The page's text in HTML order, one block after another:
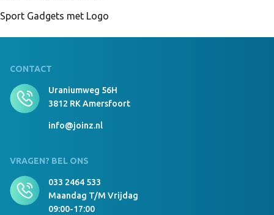
Sport Gadgets met Logo
CONTACT
Uraniumweg 56H
3812 RK Amersfoort
info@joinz.nl
VRAGEN? BEL ONS
033 2464 533
Maandag T/m Vrijdag
09:00-17:00